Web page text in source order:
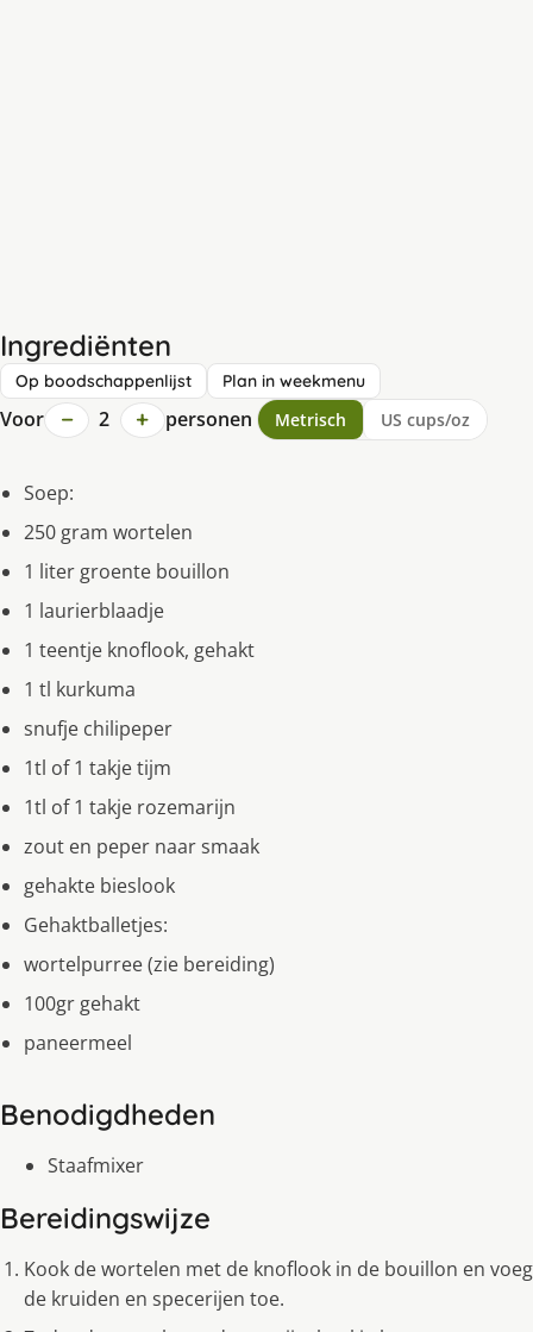
Ingrediënten
Op boodschappenlijst Plan in weekmenu
Voor − 2 + personen Metrisch US cups/oz
Soep:
250 gram wortelen
1 liter groente bouillon
1 laurierblaadje
1 teentje knoflook, gehakt
1 tl kurkuma
snufje chilipeper
1tl of 1 takje tijm
1tl of 1 takje rozemarijn
zout en peper naar smaak
gehakte bieslook
Gehaktballetjes:
wortelpurree (zie bereiding)
100gr gehakt
paneermeel
Benodigdheden
Staafmixer
Bereidingswijze
Kook de wortelen met de knoflook in de bouillon en voeg
de kruiden en specerijen toe.